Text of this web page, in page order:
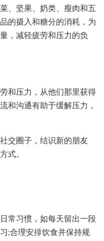
、坚果、奶类、瘦肉和五
的摄入和糖分的消耗，为
，减轻疲劳和压力的负
和压力，从他们那里获得
和沟通有助于缓解压力，
交圈子，结识新的朋友
式。
常习惯，如每天留出一段
;合理安排饮食并保持规